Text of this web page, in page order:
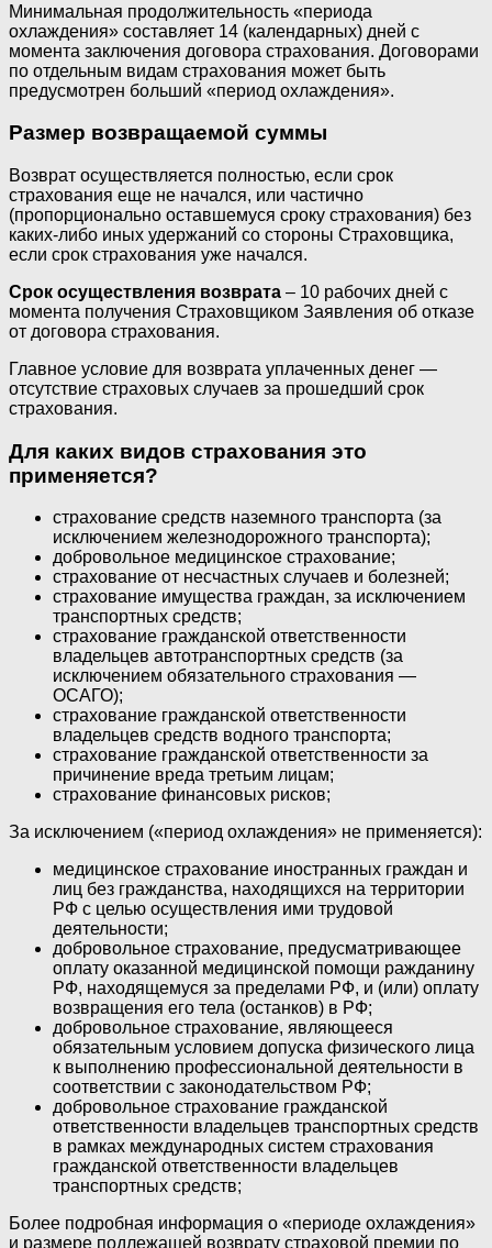
Минимальная продолжительность «периода
охлаждения» составляет 14 (календарных) дней с
момента заключения договора страхования. Договорами
по отдельным видам страхования может быть
предусмотрен больший «период охлаждения».
Размер возвращаемой суммы
Возврат осуществляется полностью, если срок
страхования еще не начался, или частично
(пропорционально оставшемуся сроку страхования) без
каких-либо иных удержаний со стороны Страховщика,
если срок страхования уже начался.
Срок осуществления возврата – 10 рабочих дней с
момента получения Страховщиком Заявления об отказе
от договора страхования.
Главное условие для возврата уплаченных денег —
отсутствие страховых случаев за прошедший срок
страхования.
Для каких видов страхования это
применяется?
страхование средств наземного транспорта (за
исключением железнодорожного транспорта);
добровольное медицинское страхование;
страхование от несчастных случаев и болезней;
страхование имущества граждан, за исключением
транспортных средств;
страхование гражданской ответственности
владельцев автотранспортных средств (за
исключением обязательного страхования —
ОСАГО);
страхование гражданской ответственности
владельцев средств водного транспорта;
страхование гражданской ответственности за
причинение вреда третьим лицам;
страхование финансовых рисков;
За исключением («период охлаждения» не применяется):
медицинское страхование иностранных граждан и
лиц без гражданства, находящихся на территории
РФ с целью осуществления ими трудовой
деятельности;
добровольное страхование, предусматривающее
оплату оказанной медицинской помощи ражданину
РФ, находящемуся за пределами РФ, и (или) оплату
возвращения его тела (останков) в РФ;
добровольное страхование, являющееся
обязательным условием допуска физического лица
к выполнению профессиональной деятельности в
соответствии с законодательством РФ;
добровольное страхование гражданской
ответственности владельцев транспортных средств
в рамках международных систем страхования
гражданской ответственности владельцев
транспортных средств;
Более подробная информация о «периоде охлаждения»
и размере подлежащей возврату страховой премии по